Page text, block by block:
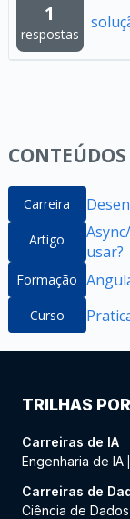
1
respostas
Carreira
Artigo
usar?
Formação
Curso
TRILHAS
Carreiras de IA
Engenharia de IA
Carreiras de
Ciência de Dados